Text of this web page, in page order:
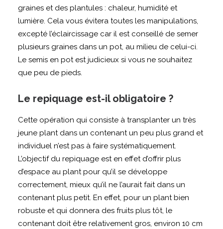
graines et des plantules : chaleur, humidité et
lumière. Cela vous évitera toutes les manipulations,
excepté l’éclaircissage car il est conseillé de semer
plusieurs graines dans un pot, au milieu de celui-ci.
Le semis en pot est judicieux si vous ne souhaitez
que peu de pieds.
Le repiquage est-il obligatoire ?
Cette opération qui consiste à transplanter un très
jeune plant dans un contenant un peu plus grand et
individuel n’est pas à faire systématiquement.
L’objectif du repiquage est en effet d’offrir plus
d’espace au plant pour qu’il se développe
correctement, mieux qu’il ne l’aurait fait dans un
contenant plus petit. En effet, pour un plant bien
robuste et qui donnera des fruits plus tôt, le
contenant doit être relativement gros, environ 10 cm